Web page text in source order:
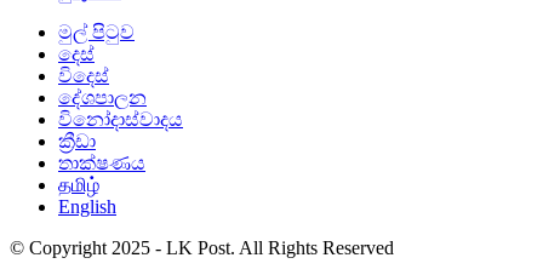
මුල් පිටුව
දෙස්
විදෙස්
දේශපාලන
විනෝදාස්වාදය
ක්‍රීඩා
තාක්ෂණය
தமிழ்
English
© Copyright 2025 - LK Post. All Rights Reserved